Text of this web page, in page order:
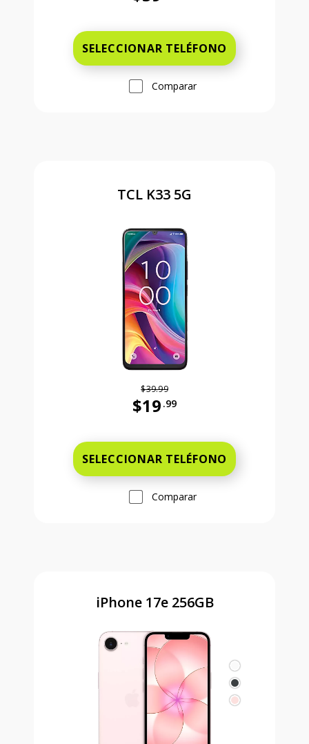
SELECCIONAR TELÉFONO
Comparar
TCL K33 5G
$39.99
$19 .99
SELECCIONAR TELÉFONO
Comparar
iPhone 17e 256GB